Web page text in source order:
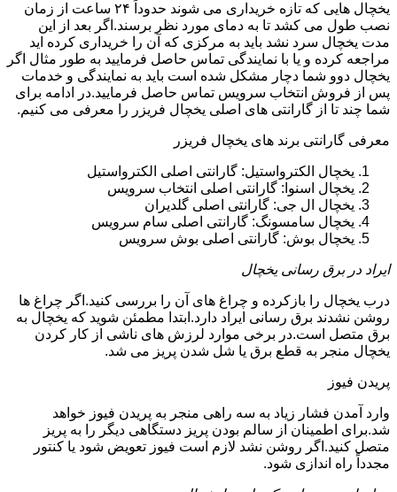
یخچال هایی که تازه خریداری می شوند حدوداً ۲۴ ساعت از زمان
نصب طول می کشد تا به دمای مورد نظر برسند.اگر بعد از این
مدت یخچال سرد نشد باید به مرکزی که آن را خریداری کرده اید
مراجعه کرده و یا با نمایندگی تماس حاصل فرمایید به طور مثال اگر
یخچال دوو شما دچار مشکل شده است باید به نمایندگی و خدمات
پس از فروش انتخاب سرویس تماس حاصل فرمایید.در ادامه برای
شما چند تا از گارانتی های اصلی یخچال فریزر را معرفی می کنیم.
معرفی گارانتی برند های یخچال فریزر
یخچال الکترواستیل: گارانتی اصلی الکترواستیل
یخچال اسنوا: گارانتی اصلی انتخاب سرویس
یخچال ال جی: گارانتی اصلی گلدیران
یخچال سامسونگ: گارانتی اصلی سام سرویس
یخچال بوش: گارانتی اصلی بوش سرویس
ایراد در برق رسانی یخچال
درب یخچال را بازکرده و چراغ های آن را بررسی کنید.اگر چراغ ها
روشن نشدند برق رسانی ایراد دارد.ابتدا مطمئن شوید که یخچال به
برق متصل است.در برخی موارد لرزش های ناشی از کار کردن
یخچال منجر به قطع برق یا شل شدن پریز می شد.
پریدن فیوز
وارد آمدن فشار زیاد به سه راهی منجر به پریدن فیوز خواهد
شد.برای اطمینان از سالم بودن پریز دستگاهی دیگر را به پریز
متصل کنید.اگر روشن نشد لازم است فیوز تعویض شود یا کنتور
مجدداً راه اندازی شود.